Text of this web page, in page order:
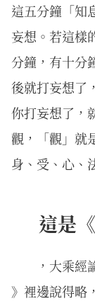
這五分鐘「知
妄想。若這樣
分鐘，有十分
後就打妄想
你打妄想了，
觀，「觀」就
身、受、心、
這是
，大乘
》裡邊說得略